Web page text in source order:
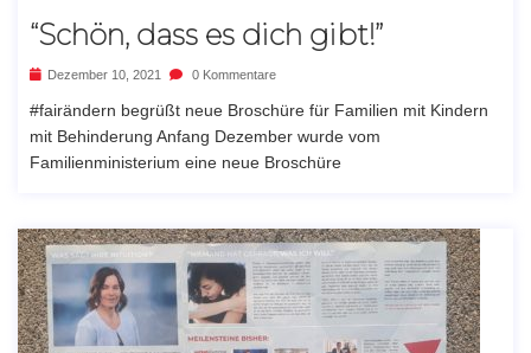
“Schön, dass es dich gibt!”
Dezember 10, 2021 0 Kommentare
#fairändern begrüßt neue Broschüre für Familien mit Kindern
mit Behinderung Anfang Dezember wurde vom
Familienministerium eine neue Broschüre